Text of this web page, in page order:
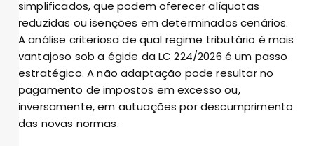
simplificados, que podem oferecer alíquotas
reduzidas ou isenções em determinados cenários.
A análise criteriosa de qual regime tributário é mais
vantajoso sob a égide da LC 224/2026 é um passo
estratégico. A não adaptação pode resultar no
pagamento de impostos em excesso ou,
inversamente, em autuações por descumprimento
das novas normas.